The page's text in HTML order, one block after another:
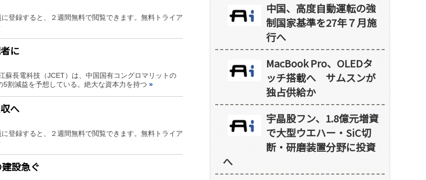
登録すると、２週間無料で閲覧できます。無料トライア
に
蘇長電科技（JCET）は、中国国有コングロマリットの
割減益を予想している。絶大な資本力を持つ »
へ
登録すると、２週間無料で閲覧できます。無料トライア
設急ぐ
中国、高度自動運転の強
制国家基準を27年７月施
行へ
MacBook Pro、OLEDタ
ッチ搭載へ サムスンが
独占供給か
宇晶股フン、1.8億元増資
で大型ウエハー・SiC切
断・研磨装置分野に投資
へ